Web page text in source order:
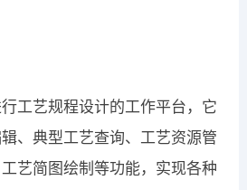
工艺规程设计的工作平台，它
、典型工艺查询、工艺资源管
艺简图绘制等功能，实现各种